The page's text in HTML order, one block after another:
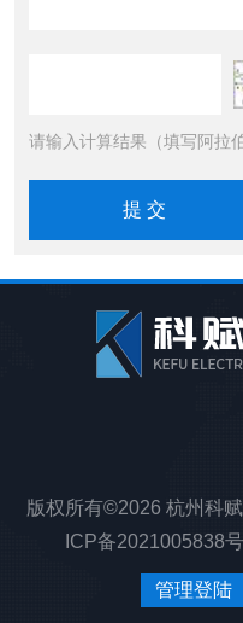
请输入计算结果（填写阿拉
版权所有©2026 杭州科
ICP备2021005838
管理登陆